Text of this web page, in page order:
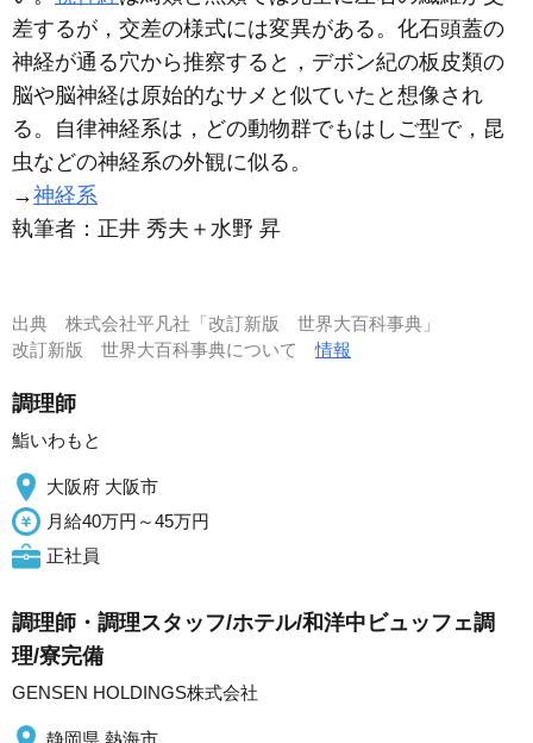
差するが，交差の様式には変異がある。化石頭蓋の
神経が通る穴から推察すると，デボン紀の板皮類の
脳や脳神経は原始的なサメと似ていたと想像され
る。自律神経系は，どの動物群でもはしご型で，昆
虫などの神経系の外観に似る。
→神経系
執筆者： 正井 秀夫＋水野 昇
出典 株式会社平凡社「改訂新版 世界大百科事典」
改訂新版 世界大百科事典について情報
調理師
鮨いわもと
大阪府 大阪市
月給40万円～45万円
正社員
調理師・調理スタッフ/ホテル/和洋中ビュッフェ調
理/寮完備
GENSEN HOLDINGS株式会社
静岡県 熱海市